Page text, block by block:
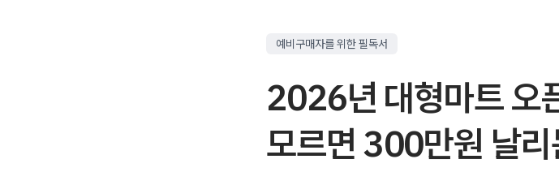
예비구매자를 위한 필독서
2026년 대형마트 오
모르면 300만원 날리